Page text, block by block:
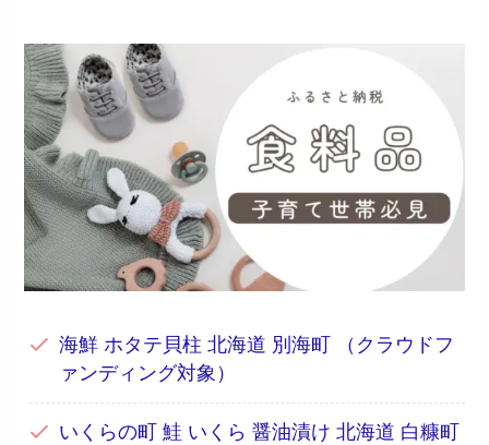
海鮮 ホタテ貝柱 北海道 別海町 （クラウドフ
ァンディング対象）
いくらの町 鮭 いくら 醤油漬け 北海道 白糠町